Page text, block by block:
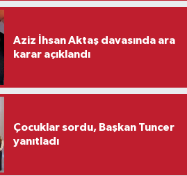
Aziz İhsan Aktaş davasında ara
karar açıklandı
Çocuklar sordu, Başkan Tuncer
yanıtladı